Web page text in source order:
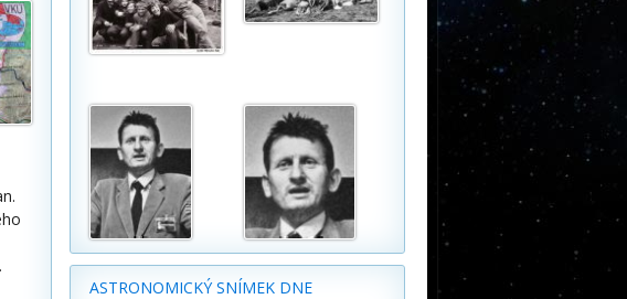
ASTRONOMICKÝ SNÍMEK DNE